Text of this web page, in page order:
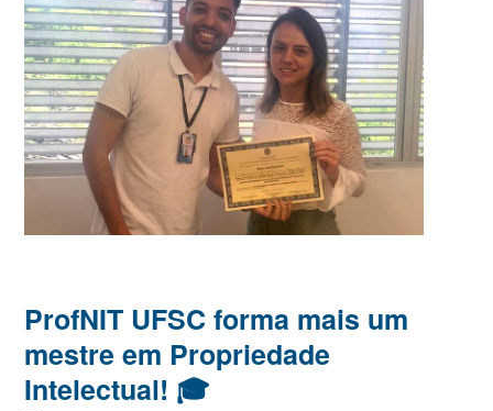
ProfNIT UFSC forma mais um
mestre em Propriedade
Intelectual! 🎓